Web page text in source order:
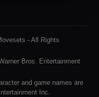
- All Rights
Bros. Entertainment
and game names are
Inc.